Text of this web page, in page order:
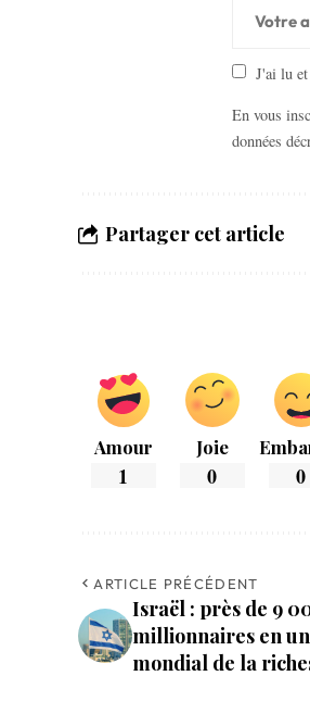
J'ai lu
En vous
données
Partager cet article
Amour
1
Joie
0 0
ARTICLE PRÉCÉDENT
Israël : près de 9
millionnaires en
mondial de la